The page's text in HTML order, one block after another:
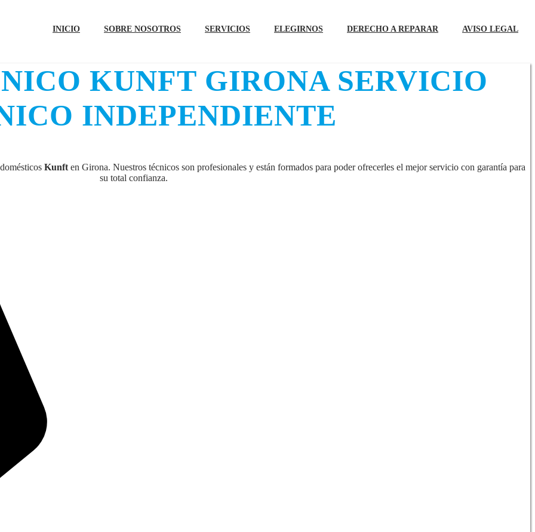
INICIO SOBRE NOSOTROS SERVICIOS ELEGIRNOS DERECHO A REPARAR AVISO LEGAL
KUNFT GIRONA SERVICIO
INDEPENDIENTE
Kunften Girona. Nuestros técnicos son profesionales y están formados para poder ofrecerles el mejor servicio con garantía para
su total confianza.